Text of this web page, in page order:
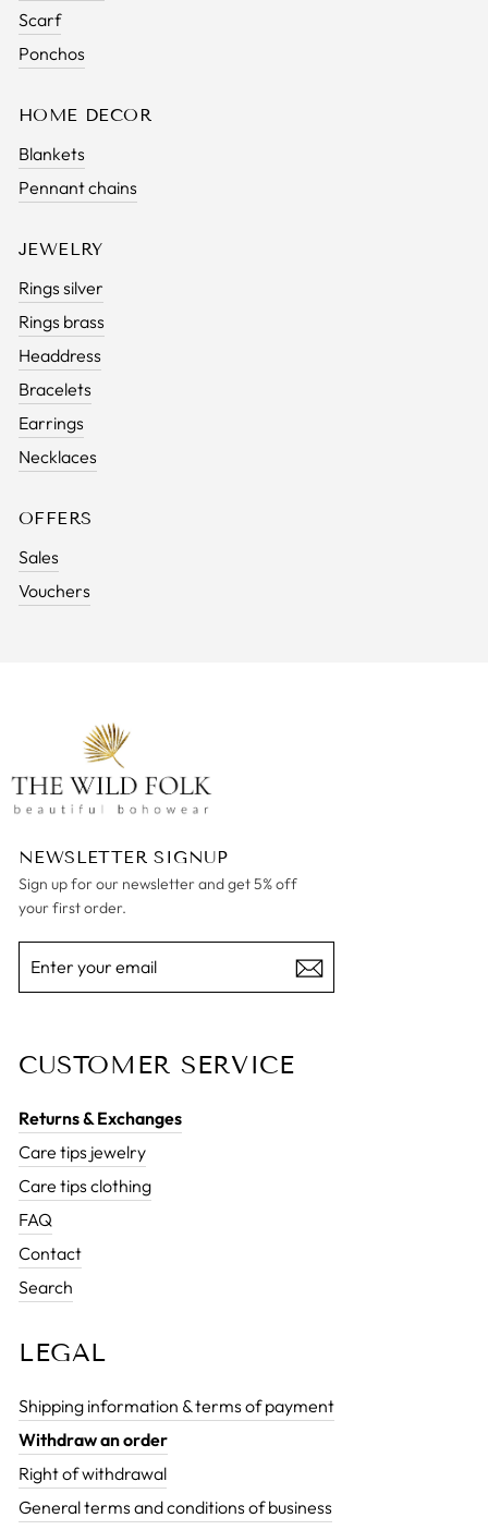
Scarf
Ponchos
HOME DECOR
Blankets
Pennant chains
JEWELRY
Rings silver
Rings brass
Headdress
Bracelets
Earrings
Necklaces
OFFERS
Sales
Vouchers
NEWSLETTER SIGNUP
Sign up for our newsletter and get 5% off
your first order.
YOUR
CUSTOMER SERVICE
Returns & Exchanges
Care tips jewelry
Care tips clothing
FAQ
Contact
Search
LEGAL
Shipping information & terms of payment
Withdraw an order
Right of withdrawal
General terms and conditions of business